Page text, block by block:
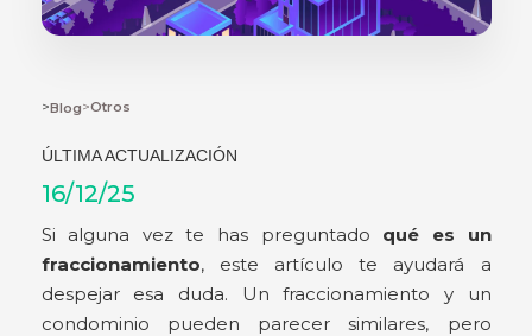
>Blog>Otros
ÚLTIMA ACTUALIZACIÓN
16/12/25
Si alguna vez te has preguntado qué es un
fraccionamiento, este artículo te ayudará a
despejar esa duda. Un fraccionamiento y un
condominio pueden parecer similares, pero